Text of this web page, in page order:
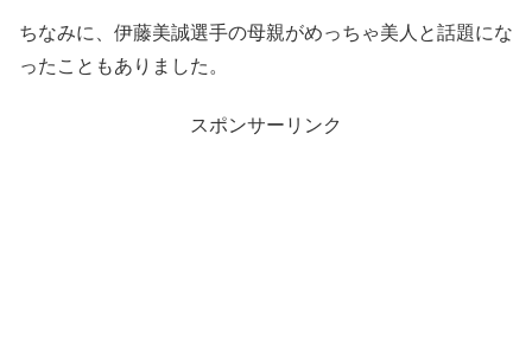
ちなみに、伊藤美誠選手の母親がめっちゃ美人と話題にな
ったこともありました。
スポンサーリンク